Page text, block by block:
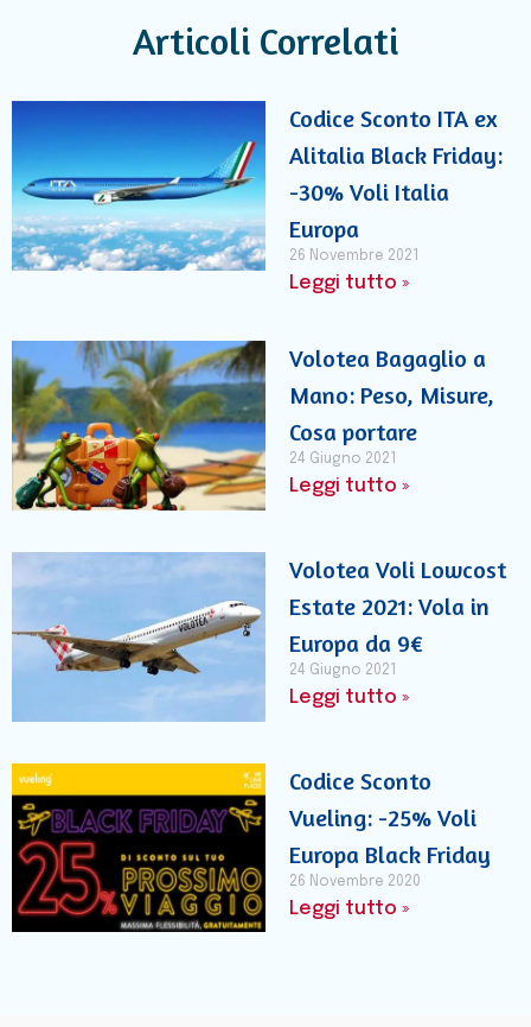
Articoli Correlati
Codice Sconto ITA ex
Alitalia Black Friday:
-30% Voli Italia
Europa
26 Novembre 2021
Leggi tutto »
Volotea Bagaglio a
Mano: Peso, Misure,
Cosa portare
24 Giugno 2021
Leggi tutto »
Volotea Voli Lowcost
Estate 2021: Vola in
Europa da 9€
24 Giugno 2021
Leggi tutto »
Codice Sconto
Vueling: -25% Voli
Europa Black Friday
26 Novembre 2020
Leggi tutto »